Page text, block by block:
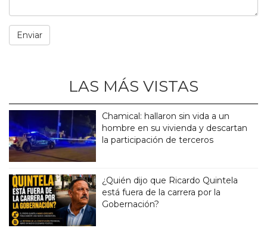
LAS MÁS VISTAS
Chamical: hallaron sin vida a un
hombre en su vivienda y descartan
la participación de terceros
¿Quién dijo que Ricardo Quintela
está fuera de la carrera por la
Gobernación?